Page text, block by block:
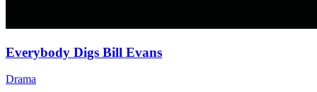
Everybody Digs Bill Evans
Drama